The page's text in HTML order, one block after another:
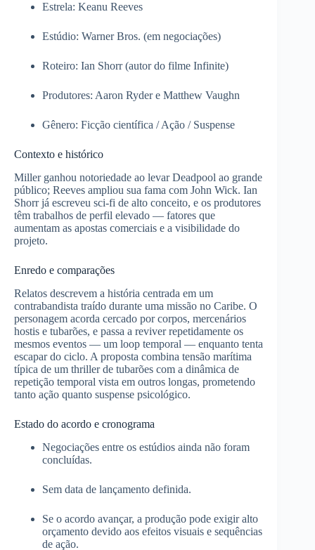
Estrela: Keanu Reeves
Estúdio: Warner Bros. (em negociações)
Roteiro: Ian Shorr (autor do filme Infinite)
Produtores: Aaron Ryder e Matthew Vaughn
Gênero: Ficção científica / Ação / Suspense
Contexto e histórico
Miller ganhou notoriedade ao levar Deadpool ao grande
público; Reeves ampliou sua fama com John Wick. Ian
Shorr já escreveu sci‑fi de alto conceito, e os produtores
têm trabalhos de perfil elevado — fatores que
aumentam as apostas comerciais e a visibilidade do
projeto.
Enredo e comparações
Relatos descrevem a história centrada em um
contrabandista traído durante uma missão no Caribe. O
personagem acorda cercado por corpos, mercenários
hostis e tubarões, e passa a reviver repetidamente os
mesmos eventos — um loop temporal — enquanto tenta
escapar do ciclo. A proposta combina tensão marítima
típica de um thriller de tubarões com a dinâmica de
repetição temporal vista em outros longas, prometendo
tanto ação quanto suspense psicológico.
Estado do acordo e cronograma
Negociações entre os estúdios ainda não foram
concluídas.
Sem data de lançamento definida.
Se o acordo avançar, a produção pode exigir alto
orçamento devido aos efeitos visuais e sequências
de ação.